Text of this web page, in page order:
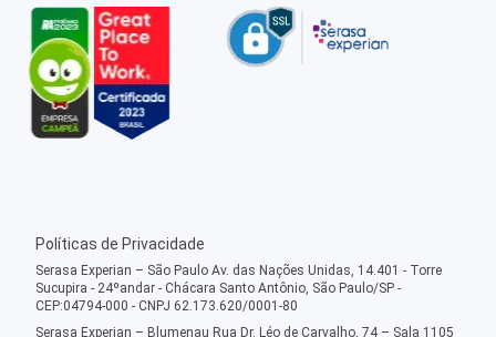
Políticas de Privacidade
Serasa Experian – São Paulo Av. das Nações Unidas, 14.401 - Torre
Sucupira - 24ºandar - Chácara Santo Antônio, São Paulo/SP -
CEP:04794-000 - CNPJ 62.173.620/0001-80
Serasa Experian – Blumenau Rua Dr. Léo de Carvalho, 74 – Sala 1105